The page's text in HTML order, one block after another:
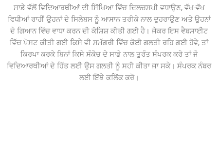
ਸਾਡੇ ਵੱਲੋਂ ਵਿਦਿਆਰਥੀਆਂ ਦੀ ਸਿੱਖਿਆ ਵਿੱਚ ਦਿਲਚਸਪੀ ਵਧਾਉਣ, ਵੱਖ-ਵੱਖ
ਵਿਧੀਆਂ ਰਾਹੀਂ ਉਹਨਾਂ ਦੇ ਸਿਲੇਬਸ ਨੂੰ ਆਸਾਨ ਤਰੀਕੇ ਨਾਲ ਦੁਹਰਾਉਣ ਅਤੇ ਉਹਨਾਂ
ਦੇ ਗਿਆਨ ਵਿੱਚ ਵਾਧਾ ਕਰਨ ਦੀ ਕੋਸ਼ਿਸ਼ ਕੀਤੀ ਗਈ ਹੈ। ਜੇਕਰ ਇਸ ਵੈਬਸਾਈਟ
ਵਿੱਚ ਪੋਸਟ ਕੀਤੀ ਗਈ ਕਿਸੇ ਵੀ ਸਮੱਗਰੀ ਵਿੱਚ ਕੋਈ ਗਲਤੀ ਰਹਿ ਗਈ ਹੋਵੇ, ਤਾਂ
ਕਿਰਪਾ ਕਰਕੇ ਬਿਨਾਂ ਕਿਸੇ ਸੰਕੋਚ ਦੇ ਸਾਡੇ ਨਾਲ ਤੁਰੰਤ ਸੰਪਰਕ ਕਰੋ ਤਾਂ ਜੋ
ਵਿਦਿਆਰਥੀਆਂ ਦੇ ਹਿੱਤ ਲਈ ਉਸ ਗਲਤੀ ਨੂੰ ਸਹੀ ਕੀਤਾ ਜਾ ਸਕੇ। ਸੰਪਰਕ ਨੰਬਰ
ਲਈ ਇੱਥੇ ਕਲਿੱਕ ਕਰੋ।